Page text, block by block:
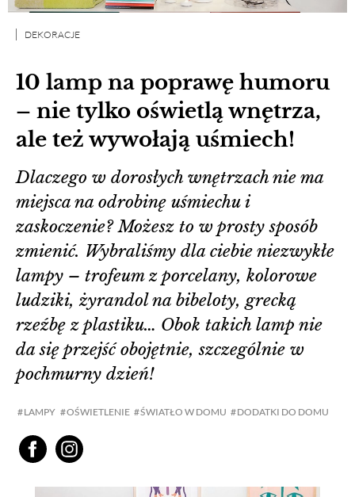
10 lamp na poprawę humoru
– nie tylko oświetlą wnętrza,
ale też wywołają uśmiech!
DEKORACJE
LAMPY OŚWIETLENIE ŚWIATŁO W DOMU DODATKI DO DOMU
Dlaczego w dorosłych wnętrzach nie ma
miejsca na odrobinę uśmiechu i
zaskoczenie? Możesz to w prosty sposób
zmienić. Wybraliśmy dla ciebie niezwykłe
lampy – trofeum z porcelany, kolorowe
ludziki, żyrandol na bibeloty, grecką
rzeźbę z plastiku… Obok takich lamp nie
da się przejść obojętnie, szczególnie w
pochmurny dzień!